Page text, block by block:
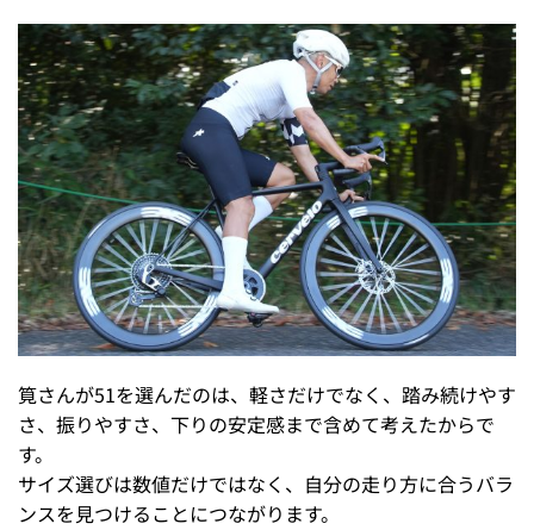
筧さんが51を選んだのは、軽さだけでなく、踏み続けやす
さ、振りやすさ、下りの安定感まで含めて考えたからで
す。
サイズ選びは数値だけではなく、自分の走り方に合うバラ
ンスを見つけることにつながります。